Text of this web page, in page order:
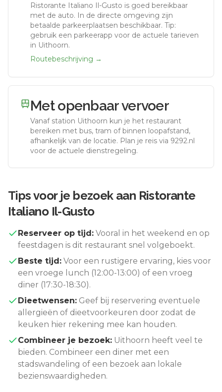
Ristorante Italiano Il-Gusto is goed bereikbaar
met de auto. In de directe omgeving zijn
betaalde parkeerplaatsen beschikbaar. Tip:
gebruik een parkeerapp voor de actuele tarieven
in Uithoorn.
Routebeschrijving →
Met openbaar vervoer
Vanaf station Uithoorn kun je het restaurant
bereiken met bus, tram of binnen loopafstand,
afhankelijk van de locatie. Plan je reis via 9292.nl
voor de actuele dienstregeling.
Tips voor je bezoek aan Ristorante
Italiano Il-Gusto
Reserveer op tijd: Vooral in het weekend en op
feestdagen is dit restaurant snel volgeboekt.
Beste tijd: Voor een rustigere ervaring, kies voor
een vroege lunch (12:00-13:00) of een vroeg
diner (17:30-18:30).
Dieetwensen: Geef bij reservering eventuele
allergieën of dieetvoorkeuren door zodat de
keuken hier rekening mee kan houden.
Combineer je bezoek: Uithoorn heeft veel te
bieden. Combineer een diner met een
stadswandeling of een bezoek aan lokale
bezienswaardigheden.